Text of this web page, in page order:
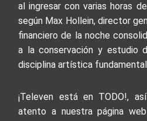
al ingresar con varias horas
según Max Hollein, director
financiero de la noche
a la conservación y estudio
disciplina artística
¡Televen está en TODO!,
atento a nuestra página